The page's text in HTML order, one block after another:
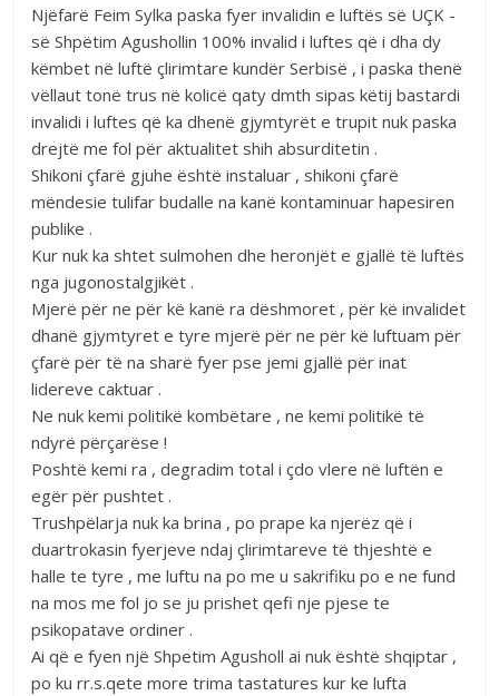
Njëfarë Feim Sylka paska fyer invalidin e luftës së UÇK -
së Shpëtim Agushollin 100% invalid i luftes që i dha dy
këmbet në luftë çlirimtare kundër Serbisë , i paska thenë
vëllaut tonë trus në kolicë qaty dmth sipas këtij bastardi
invalidi i luftes që ka dhenë gjymtyrët e trupit nuk paska
drejtë me fol për aktualitet shih absurditetin .
Shikoni çfarë gjuhe është instaluar , shikoni çfarë
mëndesie tulifar budalle na kanë kontaminuar hapesiren
publike .
Kur nuk ka shtet sulmohen dhe heronjët e gjallë të luftës
nga jugonostalgjikët .
Mjerë për ne për kë kanë ra dëshmoret , për kë invalidet
dhanë gjymtyret e tyre mjerë për ne për kë luftuam për
çfarë për të na sharë fyer pse jemi gjallë për inat
lidereve caktuar .
Ne nuk kemi politikë kombëtare , ne kemi politikë të
ndyrë përçarëse !
Poshtë kemi ra , degradim total i çdo vlere në luftën e
egër për pushtet .
Trushpëlarja nuk ka brina , po prape ka njerëz që i
duartrokasin fyerjeve ndaj çlirimtareve të thjeshtë e
halle te tyre , me luftu na po me u sakrifiku po e ne fund
na mos me fol jo se ju prishet qefi nje pjese te
psikopatave ordiner .
Ai që e fyen një Shpetim Agusholl ai nuk është shqiptar ,
po ku rr.s.qete more trima tastatures kur ke lufta